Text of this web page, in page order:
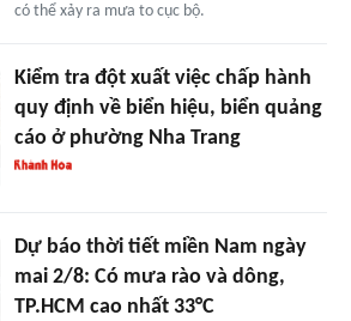
có thể xảy ra mưa to cục bộ.
Kiểm tra đột xuất việc chấp hành
quy định về biển hiệu, biển quảng
cáo ở phường Nha Trang
Dự báo thời tiết miền Nam ngày
mai 2/8: Có mưa rào và dông,
TP.HCM cao nhất 33°C